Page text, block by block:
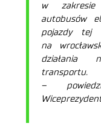
w
autobusów
pojazdy tej
na
działania
transportu.
–